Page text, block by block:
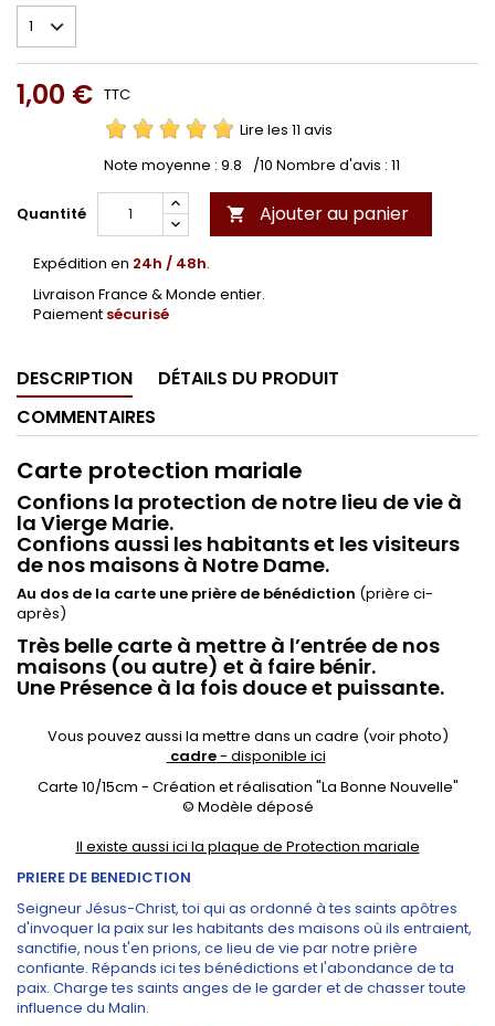
1,00 € TTC
Lire les 11 avis
Note moyenne : 9.8 /10 Nombre d'avis : 11
Quantité  Ajouter au panier
Expédition en 24h / 48h.
Livraison France & Monde entier.
Paiement sécurisé
DESCRIPTION
DÉTAILS DU PRODUIT
COMMENTAIRES
Carte protection mariale
Confions la protection de notre lieu de vie à
la Vierge Marie.
Confions aussi les habitants et les visiteurs
de nos maisons à Notre Dame.
Au dos de la carte une prière de bénédiction (prière ci-
après)
Très belle carte à mettre à l’entrée de nos
maisons (ou autre) et à faire bénir.
Une Présence à la fois douce et puissante.
Vous pouvez aussi la mettre dans un cadre (voir photo)
cadre- disponible ici
Carte 10/15cm - Création et réalisation "La Bonne Nouvelle"
© Modèle déposé
Il existe aussi ici la plaque de Protection mariale
PRIERE DE BENEDICTION
Seigneur Jésus-Christ, toi qui as ordonné à tes saints apôtres
d'invoquer la paix sur les habitants des maisons où ils entraient,
sanctifie, nous t'en prions, ce lieu de vie par notre prière
confiante. Répands ici tes bénédictions et l'abondance de ta
paix. Charge tes saints anges de le garder et de chasser toute
influence du Malin.